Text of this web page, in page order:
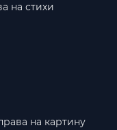
на стихи
на картину